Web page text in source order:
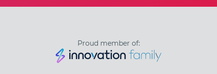
Proud member of: